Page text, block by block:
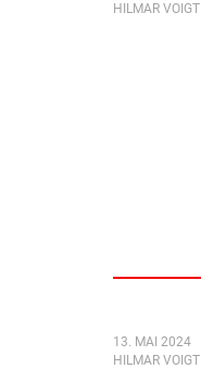
HILMAR VOIGT
13. MAI 2024
HILMAR VOIGT